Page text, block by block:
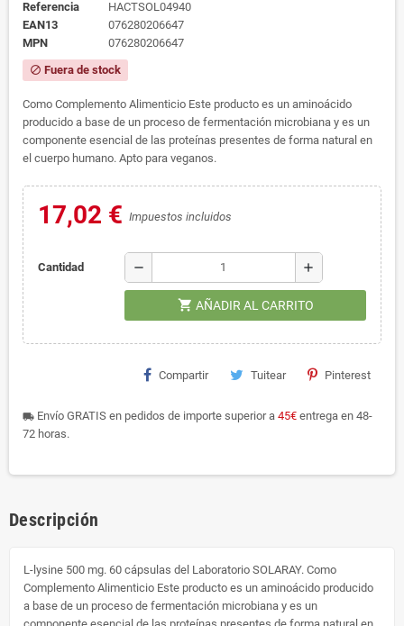
Referencia
HACTSOL04940
EAN13
076280206647
MPN
076280206647
block Fuera de stock
Como Complemento Alimenticio Este producto es un aminoácido
producido a base de un proceso de fermentación microbiana y es un
componente esencial de las proteínas presentes de forma natural en
el cuerpo humano. Apto para veganos.
17,02 € Impuestos incluidos
Cantidad remove add
shopping_cart AÑADIR AL CARRITO
Compartir Tuitear Pinterest
local_shipping Envío GRATIS en pedidos de importe superior a 45€ entrega en 48-
72 horas.
Descripción
L-lysine 500 mg. 60 cápsulas del Laboratorio SOLARAY. Como
Complemento Alimenticio Este producto es un aminoácido producido
a base de un proceso de fermentación microbiana y es un